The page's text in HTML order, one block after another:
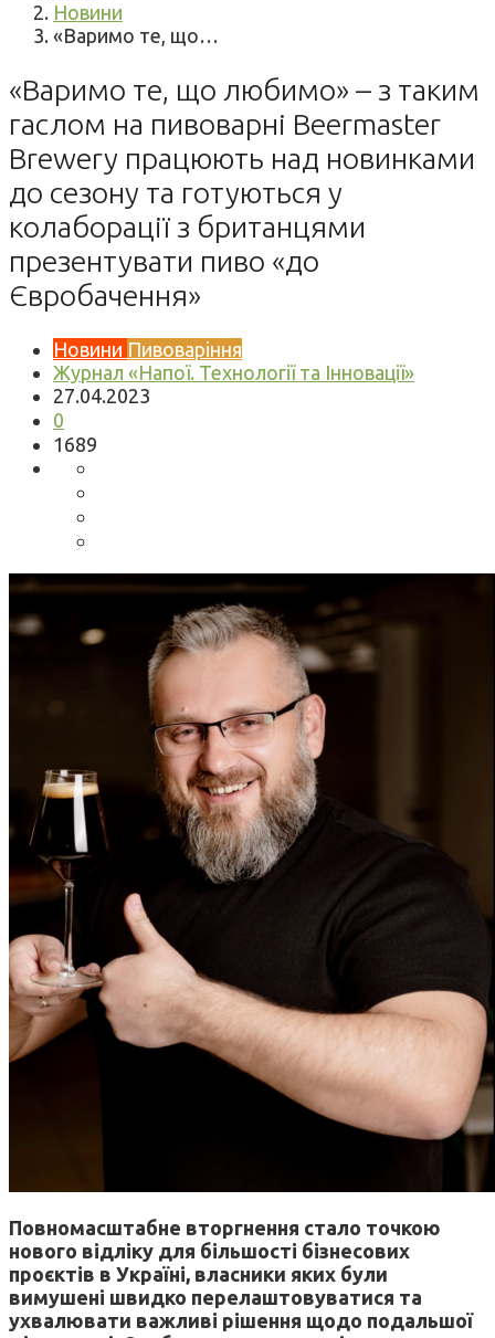
Новини
«Варимо те, що…
«Варимо те, що любимо» – з таким
гаслом на пивоварні Beermaster
Brewery працюють над новинками
до сезону та готуються у
колаборації з британцями
презентувати пиво «до
Євробачення»
Новини Пивоваріння
Журнал «Напої. Технології та Інновації»
27.04.2023
0
1689
Повномасштабне вторгнення стало точкою
нового відліку для більшості бізнесових
проєктів в Україні, власники яких були
вимушені швидко перелаштовуватися та
ухвалювати важливі рішення щодо подальшої